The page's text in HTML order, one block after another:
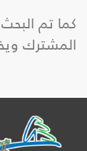
كما تم
المشترك